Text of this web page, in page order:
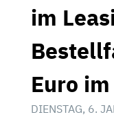
im
Euro
DIENSTAG, 6.